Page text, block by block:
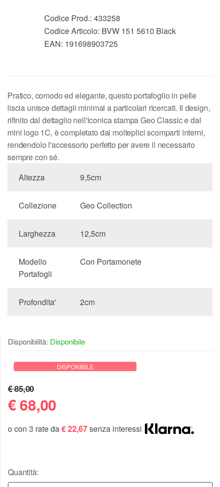
Codice Prod.: 433258
Codice Articolo: BVW 151 5610 Black
EAN: 191698903725
Pratico, comodo ed elegante, questo portafoglio in pelle
liscia unisce dettagli minimal a particolari ricercati. Il design,
rifinito dal dettaglio nell'iconica stampa Geo Classic e dal
mini logo 1C, è completato dai molteplici scomparti interni,
rendendolo l'accessorio perfetto per avere il necessario
sempre con sé.
Altezza
9,5cm
Collezione Geo Collection
Larghezza 12,5cm
Modello
Portafogli
Con Portamonete
Profondita' 2cm
Disponibilità: Disponibile
DISPONIBILE
€ 85,00
€68,00
o con 3 rate da€ 22,67senza interessi
Quantità: